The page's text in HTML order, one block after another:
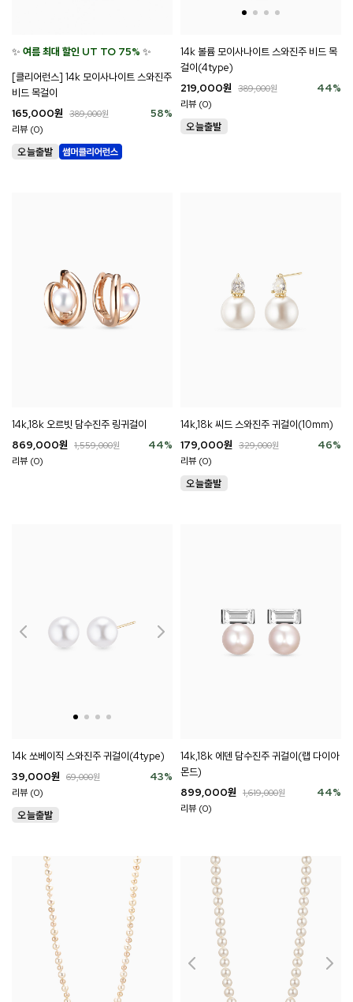
✨ 여름 최대 할인 UT TO 75% ✨
[클리어런스] 14k 모이사나이트 스와진주
비드 목걸이
58%
165,000원 389,000원
리뷰 (0)
14k 볼륨 모이사나이트 스와진주 비드 목
걸이(4type)
44%
219,000원 389,000원
리뷰 (0)
14k,18k 오르빗 담수진주 링귀걸이
44%
869,000원 1,559,000원
리뷰 (0)
14k,18k 씨드 스와진주 귀걸이(10mm)
46%
179,000원 329,000원
리뷰 (0)
14k 쏘베이직 스와진주 귀걸이(4type)
43%
39,000원 69,000원
리뷰 (0)
14k,18k 에덴 담수진주 귀걸이(랩 다이아
몬드)
44%
899,000원 1,619,000원
리뷰 (0)